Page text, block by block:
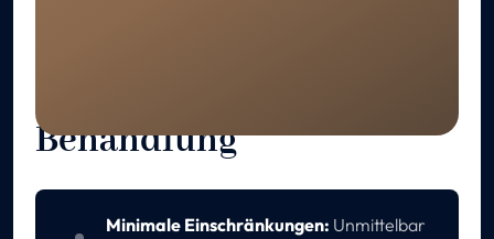
Behandlung
Minimale Einschränkungen: Unmittelbar